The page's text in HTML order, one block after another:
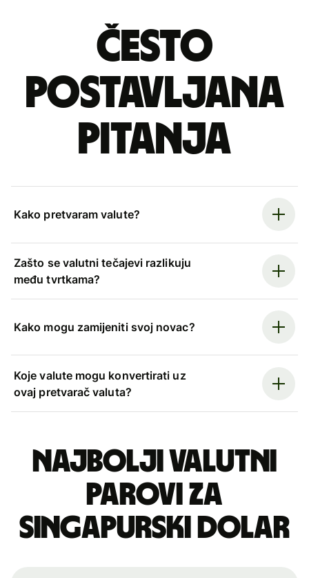
Često
postavljana
pitanja
Kako pretvaram valute?
Zašto se valutni tečajevi razlikuju
među tvrtkama?
Kako mogu zamijeniti svoj novac?
Koje valute mogu konvertirati uz
ovaj pretvarač valuta?
Najbolji valutni
parovi za
singapurski dolar